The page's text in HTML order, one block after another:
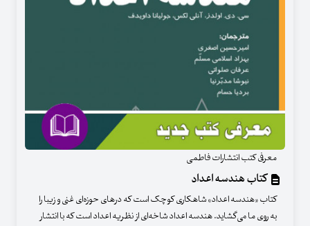
معرفی کتب انتشارات فاطمی
کتاب هندسه اعداد
کتاب «هندسه اعداد» شاهکاری کوچک است که درهای حوزه‌ای غنی و زیبا را
به روی ما می‌گشاید. هندسه اعداد شاخه‌ای از نظریه اعداد است که با انتشار